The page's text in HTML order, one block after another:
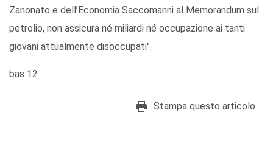
Zanonato e dell’Economia Saccomanni al Memorandum sul
petrolio, non assicura né miliardi né occupazione ai tanti
giovani attualmente disoccupati".
bas 12
Stampa questo articolo